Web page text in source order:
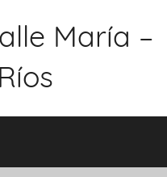
María –